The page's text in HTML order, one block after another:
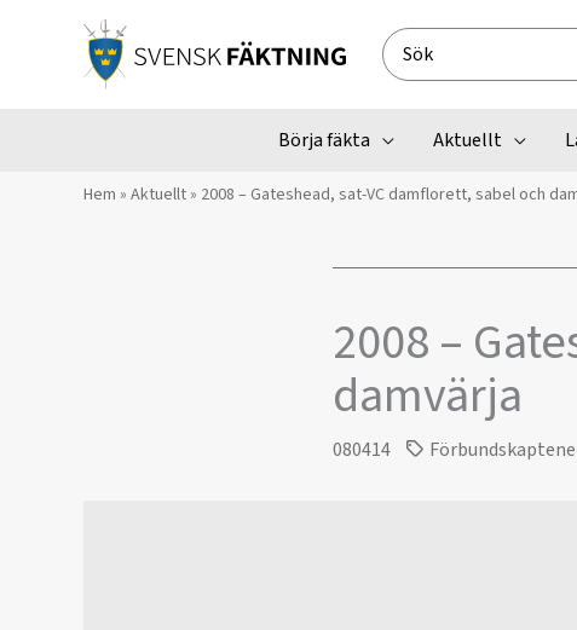
Search
for:
Börja fäkta Aktuellt
Hem » Aktuellt» 2008 – Gateshead, sat-VC damflorett, sabel och
2008 –
damvärja
080414